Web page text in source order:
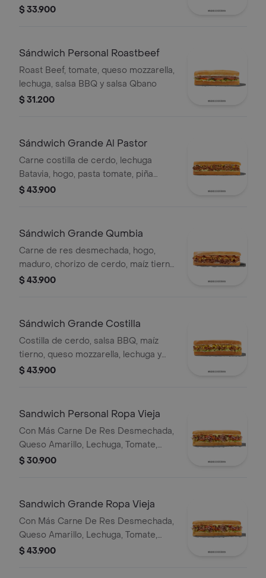
miel mostaza.
$ 33.900
Sándwich Personal Roastbeef
Roast Beef, tomate, queso mozzarella,
lechuga, salsa BBQ y salsa Qbano
$ 31.200
Sándwich Grande Al Pastor
Carne costilla de cerdo, lechuga
Batavia, hogo, pasta tomate, piña
calada asada, cebolla blanca y
$ 43.900
Sándwich Grande Qumbia
Carne de res desmechada, hogo,
maduro, chorizo de cerdo, maíz tierno
y salsa Qbano.
$ 43.900
Sándwich Grande Costilla
Costilla de cerdo, salsa BBQ, maíz
tierno, queso mozzarella, lechuga y
salsa Qbano.
$ 43.900
Sandwich Personal Ropa Vieja
Con Más Carne De Res Desmechada,
Queso Amarillo, Lechuga, Tomate,
Pimentón, Apio, Mostaza, Salsa Bbq,
$ 30.900
Sandwich Grande Ropa Vieja
Con Más Carne De Res Desmechada,
Queso Amarillo, Lechuga, Tomate,
Pimentón, Apio, Mostaza, Salsa Bbq,
$ 43.900